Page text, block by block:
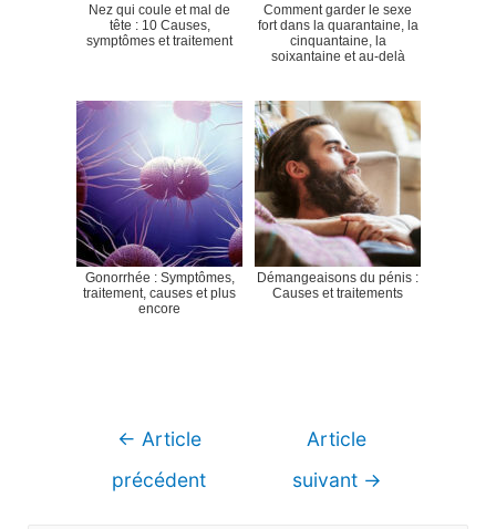
Nez qui coule et mal de
tête : 10 Causes,
symptômes et traitement
Comment garder le sexe
fort dans la quarantaine, la
cinquantaine, la
soixantaine et au-delà
Gonorrhée : Symptômes,
traitement, causes et plus
encore
Démangeaisons du pénis :
Causes et traitements
Navigation
← Article
précédent
Article
suivant →